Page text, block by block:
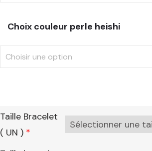
Choix couleur perle heishi
Taille Bracelet
( UN ) *